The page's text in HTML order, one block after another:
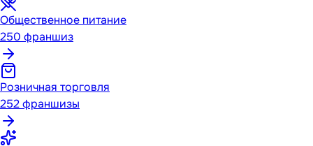
Общественное питание
250 франшиз
Розничная торговля
252франшизы